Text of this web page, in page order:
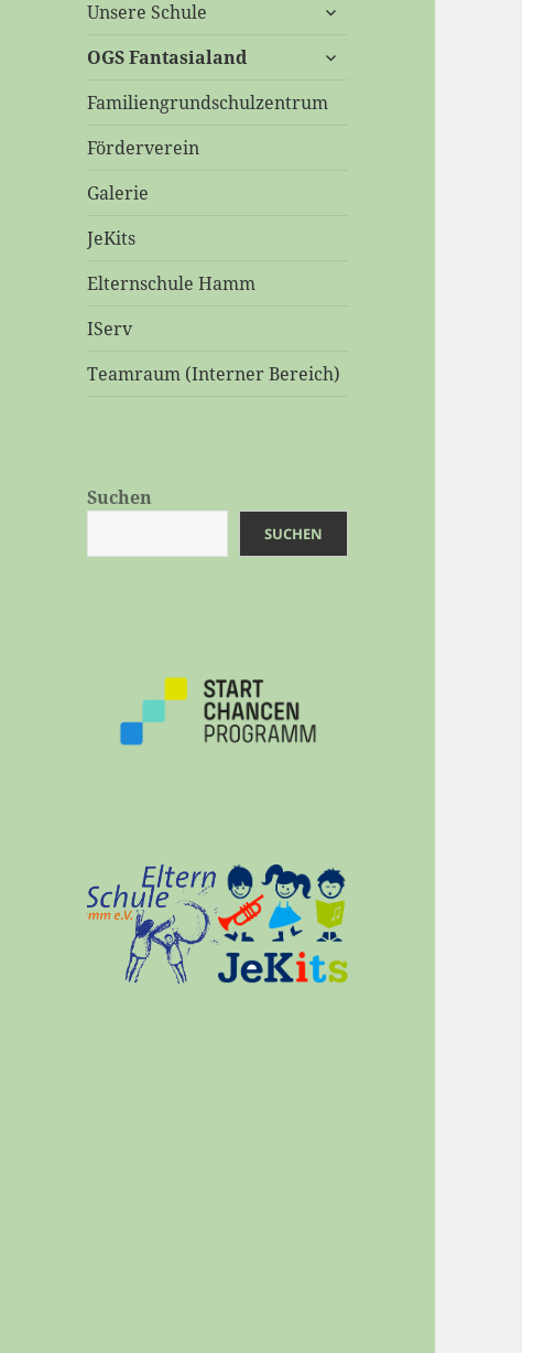
Unsere Schule
untermenü
OGS Fantasialand
untermenü
Familiengrundschulzentrum
Förderverein
Galerie
JeKits
Elternschule Hamm
IServ
Teamraum (Interner Bereich)
Suchen
SUCHEN